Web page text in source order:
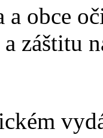
a obce
záštitu